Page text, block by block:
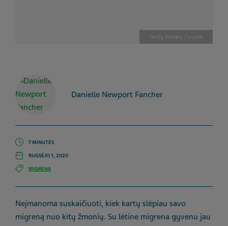
Getty Images / isuzek
Danielle Newport Fancher
7 MINUTĖS
RUGSĖJO 1, 2020
MIGRENA
Neįmanoma suskaičiuoti, kiek kartų slėpiau savo
migreną nuo kitų žmonių. Su lėtine migrena gyvenu jau